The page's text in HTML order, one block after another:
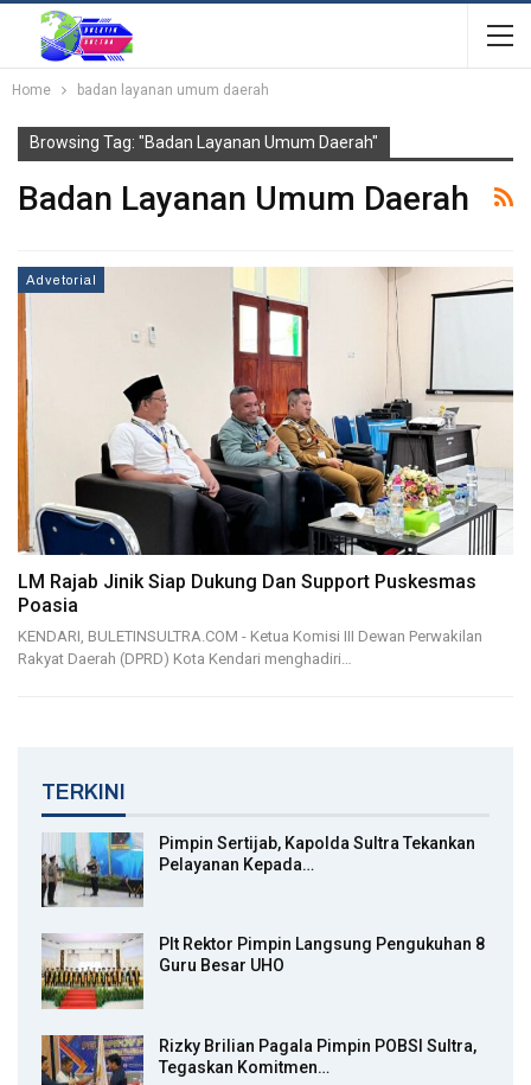
Home badan layanan umum daerah
Browsing Tag: "badan Layanan Umum Daerah"
Badan Layanan Umum Daerah
Advetorial
LM Rajab Jinik Siap Dukung Dan Support Puskesmas
Poasia
KENDARI, BULETINSULTRA.COM - Ketua Komisi III Dewan Perwakilan
Rakyat Daerah (DPRD) Kota Kendari menghadiri…
TERKINI
Pimpin Sertijab, Kapolda Sultra Tekankan
Pelayanan Kepada…
Plt Rektor Pimpin Langsung Pengukuhan 8
Guru Besar UHO
Rizky Brilian Pagala Pimpin POBSI Sultra,
Tegaskan Komitmen…